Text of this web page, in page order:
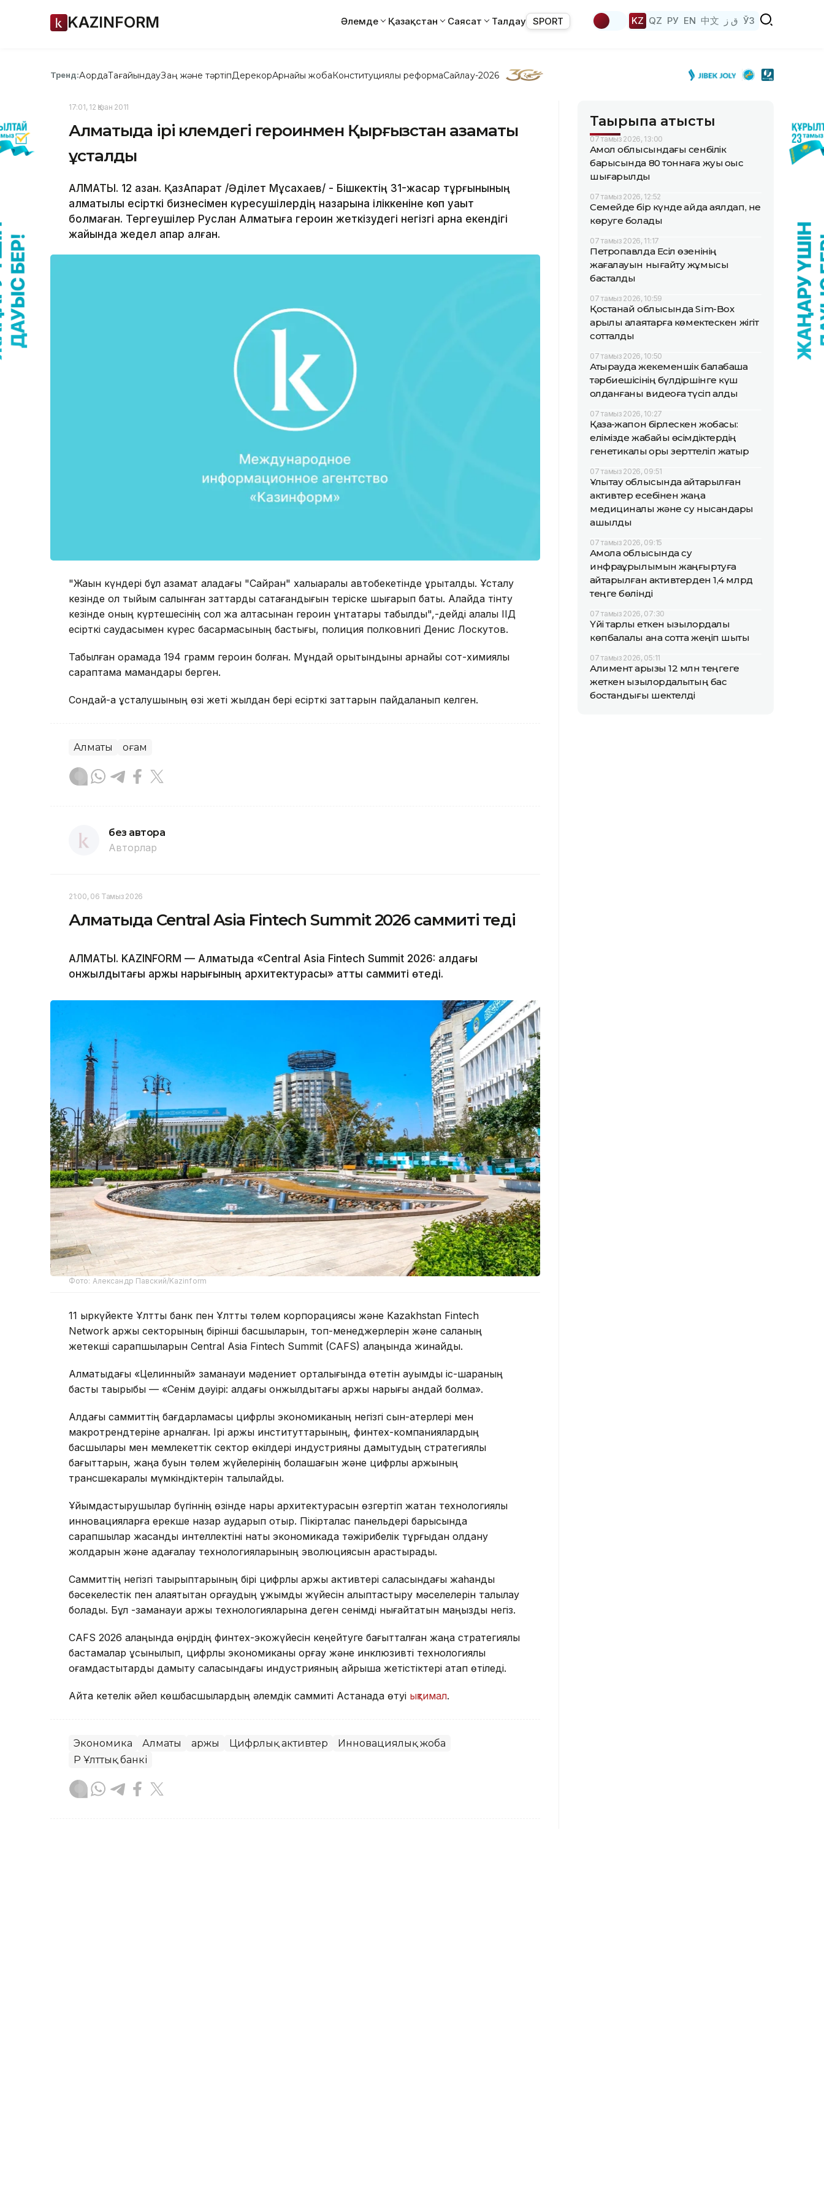
KAZINFORM Әлемде Қазақстан Саясат Талдау SPORT KZ QZ РУ EN 中文 ق ز ЎЗ
Тренд:АқордаТағайындауЗаң және тәртіпДерекқорАрнайы жобаКонституциялық реформаСайлау-2026
17:01, 12 Қазан 2011
Алматыда ірі көлемдегі героинмен Қырғызстан азаматы
ұсталды
АЛМАТЫ. 12 қазан. ҚазАқпарат /Әділет Мұсахаев/ - Бішкектің 31-жасар тұрғынының
алматылық есірткі бизнесімен күресушілердің назарына іліккеніне көп уақыт
болмаған. Тергеушілер Руслан Алматыға героин жеткізудегі негізгі арна екендігі
жайында жедел ақпар алған.
"Жақын күндері бұл азамат қаладағы "Сайран" халықаралық автобекетінде құрықталды. Ұсталу
кезінде ол тыйым салынған заттарды сақтағандығын теріске шығарып бақты. Алайда тінту
кезінде оның күртешесінің сол жақ қалтасынан героин ұнтақтары табылды",-дейді қалалық ІІД
есірткі саудасымен күрес басқармасының бастығы, полиция полковнигі Денис Лоскутов.
Табылған орамада 194 грамм героин болған. Мұндай қорытындыны арнайы сот-химиялық
сараптама мамандары берген.
Сондай-ақ ұсталушының өзі жеті жылдан бері есірткі заттарын пайдаланып келген.
Алматы Қоғам
без автора
Авторлар
21:00, 06 Тамыз 2026
Алматыда Central Asia Fintech Summit 2026 саммиті өтеді
АЛМАТЫ. KAZINFORM — Алматыда «Central Asia Fintech Summit 2026: алдағы
онжылдықтағы қаржы нарығының архитектурасы» атты саммиті өтеді.
Фото: Александр Павский/Kazinform
11 қыркүйекте Ұлттық банк пен Ұлттық төлем корпорациясы және Kazakhstan Fintech
Network қаржы секторының бірінші басшыларын, топ-менеджерлерін және саланың
жетекші сарапшыларын Central Asia Fintech Summit (CAFS) алаңында жинайды.
Алматыдағы «Целинный» заманауи мәдениет орталығында өтетін ауқымды іс-шараның
басты тақырыбы — «Сенім дәуірі: алдағы онжылдықтағы қаржы нарығы қандай болмақ».
Алдағы саммиттің бағдарламасы цифрлық экономиканың негізгі сын-қатерлері мен
макротрендтеріне арналған. Ірі қаржы институттарының, финтех-компаниялардың
басшылары мен мемлекеттік сектор өкілдері индустрияны дамытудың стратегиялық
бағыттарын, жаңа буын төлем жүйелерінің болашағын және цифрлық қаржының
трансшекаралық мүмкіндіктерін талқылайды.
Ұйымдастырушылар бүгіннің өзінде нарық архитектурасын өзгертіп жатқан технологиялық
инновацияларға ерекше назар аударып отыр. Пікірталас панельдері барысында
сарапшылар жасанды интеллектіні нақты экономикада тәжірибелік тұрғыдан қолдану
жолдарын және қадағалау технологияларының эволюциясын қарастырады.
Саммиттің негізгі тақырыптарының бірі цифрлық қаржы активтері саласындағы жаһандық
бәсекелестік пен алаяқтықтан қорғаудың ұжымдық жүйесін қалыптастыру мәселелерін талқылау
болады. Бұл -заманауи қаржы технологияларына деген сенімді нығайтатын маңызды негіз.
CAFS 2026 алаңында өңірдің финтех-экожүйесін кеңейтуге бағытталған жаңа стратегиялық
бастамалар ұсынылып, цифрлық экономиканы қорғау және инклюзивті технологиялық
қоғамдастықтарды дамыту саласындағы индустрияның айрықша жетістіктері атап өтіледі.
Айта кетелік әйел көшбасшылардың әлемдік саммиті Астанада өтуі ықтимал.
Экономика Алматы Қаржы Цифрлық активтер
Инновациялық жоба
ҚР Ұлттық банкі
Тақырыпқа қатысты
07 тамыз 2026, 13:00
Ақмол облысындағы сенбілік
барысында 80 тоннаға жуық қоқыс
шығарылды
07 тамыз 2026, 12:52
Семейде бір күнде қайда аялдап, не
көруге болады
07 тамыз 2026, 11:17
Петропавлда Есіл өзенінің
жағалауын нығайту жұмысы
басталды
07 тамыз 2026, 10:59
Қостанай облысында Sim-Box
арқылы алаяқтарға көмектескен жігіт
сотталды
07 тамыз 2026, 10:50
Атырауда жекеменшік балабақша
тәрбиешісінің бүлдіршінге күш
қолданғаны видеоға түсіп қалды
07 тамыз 2026, 10:27
Қазақ-жапон бірлескен жобасы:
елімізде жабайы өсімдіктердің
генетикалық қоры зерттеліп жатыр
07 тамыз 2026, 09:51
Ұлытау облысында қайтарылған
активтер есебінен жаңа
медициналық және су нысандары
ашылды
07 тамыз 2026, 09:15
Ақмола облысында су
инфрақұрылымын жаңғыртуға
қайтарылған активтерден 1,4 млрд
теңге бөлінді
07 тамыз 2026, 07:30
Үйі тарлық еткен қызылордалық
көпбалалы ана сотта жеңіп шықты
07 тамыз 2026, 05:11
Алимент қарызы 12 млн теңгеге
жеткен қызылордалықтың бас
бостандығы шектелді